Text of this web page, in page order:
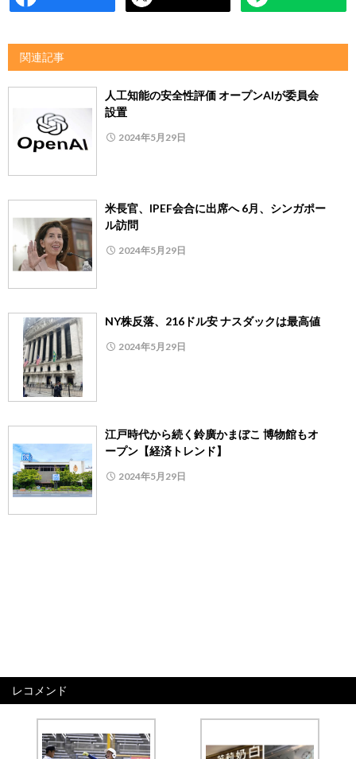
関連記事
人工知能の安全性評価 オープンAIが委員会
設置
2024年5月29日
米長官、IPEF会合に出席へ 6月、シンガポー
ル訪問
2024年5月29日
NY株反落、216ドル安 ナスダックは最高値
2024年5月29日
江戸時代から続く鈴廣かまぼこ 博物館もオ
ープン【経済トレンド】
2024年5月29日
レコメンド